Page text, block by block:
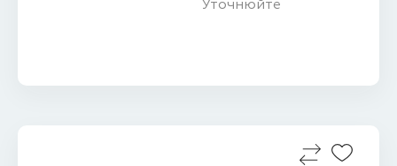
Уточнюйте